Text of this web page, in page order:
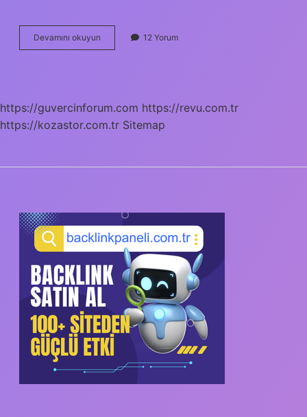
Devamını okuyun
Ile
12 Yorum
https://guvercinforum.com https://revu.com.tr
https://kozastor.com.tr Sitemap
SIDEBAR